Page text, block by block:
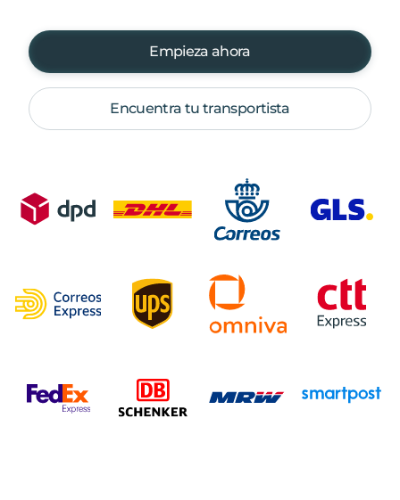
Empieza ahora
Encuentra tu transportista